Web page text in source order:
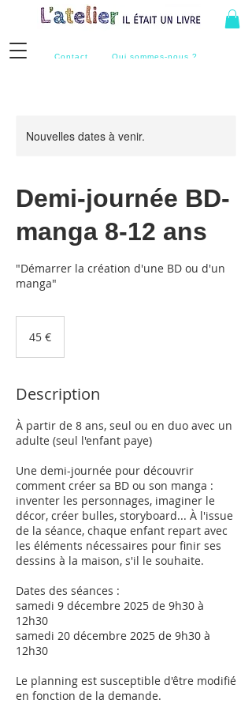
Contact Qui sommes-nous ?
Nouvelles dates à venir.
Demi-journée BD-
manga 8-12 ans
"Démarrer la création d'une BD ou d'un
manga"
45 €
Description
À partir de 8 ans, seul ou en duo avec un
adulte (seul l'enfant paye)
Une demi-journée pour découvrir
comment créer sa BD ou son manga :
inventer les personnages, imaginer le
décor, créer bulles, storyboard... À l'issue
de la séance, chaque enfant repart avec
les éléments nécessaires pour finir ses
dessins à la maison, s'il le souhaite.
Dates des séances :
samedi 9 décembre 2025 de 9h30 à
12h30
samedi 20 décembre 2025 de 9h30 à
12h30
Le planning est susceptible d'être modifié
en fonction de la demande.